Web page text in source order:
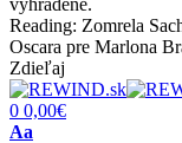
vyhradené.
Reading: Zomrela
Oscara pre Marlona
Zdieľaj
0 0,00€
Font
Aa